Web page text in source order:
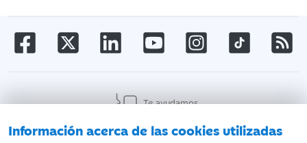
Información acerca de las cookies utilizadas
Te ayudamos